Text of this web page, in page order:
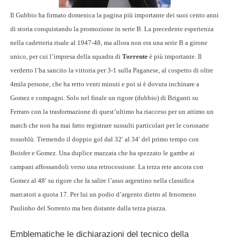
Il Gubbio ha firmato domenica la pagina più importante dei suoi cento anni
di storia conquistando la promozione in serie B. La precedente esperienza
nella cadetteria risale al 1947-48, ma allora non era una serie B a girone
unico, per cui l’impresa della squadra di Torrente è più importante. Il
verdetto l’ha sancito la vittoria per 3-1 sulla Paganese, al cospetto di oltre
4mila persone, che ha retto venti minuti e poi si è dovuta inchinare a
Gomez e compagni. Solo nel finale un rigore (dubbio) di Briganti su
Ferraro con la trasformazione di quest’ultimo ha riacceso per un attimo un
match che non ha mai fatto registrare sussulti particolari per le coronarie
rossoblù. Tremendo il doppio gol dal 32′ al 34′ del primo tempo con
Boisfer e Gomez. Una duplice mazzata che ha spezzato le gambe ai
campani affossandoli verso una retrocessione. La terza rete ancora con
Gomez al 48′ su rigore che fa salire l’asso argentino nella classifica
marcatori a quota 17. Per lui un podio d’argento dietro al fenomeno
Paulinho del Sorrento ma ben distante dalla terza piazza.
Emblematiche le dichiarazioni del tecnico della